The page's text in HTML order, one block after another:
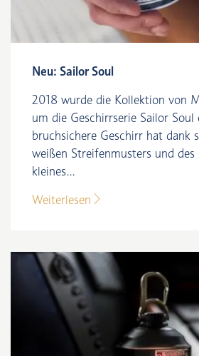
Neu: Sailor Soul
2018 wurde die Kollektion von
um die Geschirrserie Sailor
bruchsichere Geschirr hat dank
weißen Streifenmusters und des
kleines...
Weiterlesen